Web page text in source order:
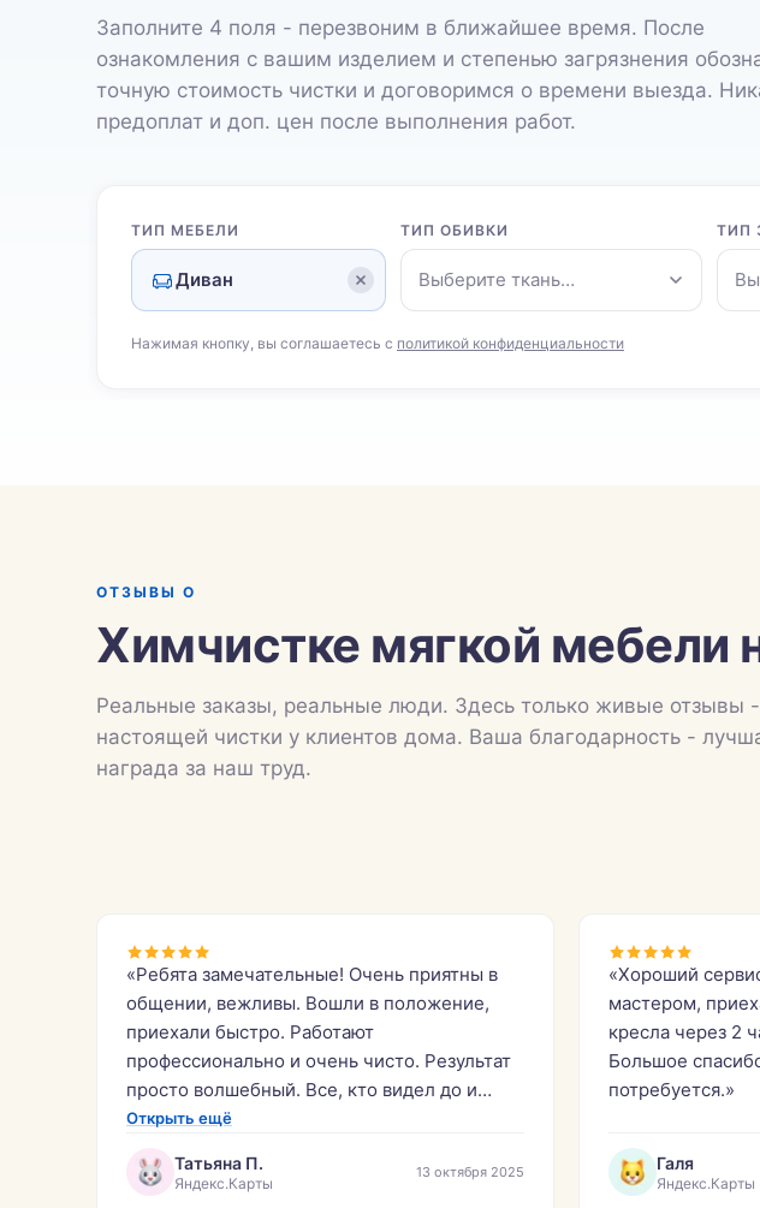
Заполните 4 поля - перезвоним в ближайшее время. После
ознакомления с вашим изделием и степенью загрязнения
точную стоимость чистки и договоримся о времени выезда.
предоплат и доп. цен после выполнения работ.
ТИП МЕБЕЛИ
Диван
ТИП ОБИВКИ
Выберите ткань…
ТИП
Нажимая кнопку, вы соглашаетесь с политикой конфиденциальности
ОТЗЫВЫ О
Химчистке мягкой мебели
Реальные заказы, реальные люди. Здесь только живые отзывы
настоящей чистки у клиентов дома. Ваша благодарность -
награда за наш труд.
«Ребята замечательные! Очень приятны в
общении, вежливы. Вошли в положение,
приехали быстро. Работают
профессионально и очень чисто. Результат
просто волшебный. Все, кто видел до и
после сразу попросили контакты.»
Открыть ещё
Татьяна П.
Яндекс.Карты
13 октября 2025
«Хороший
мастером,
кресла через 2
Большое
потребуется.»
Галя
Яндекс.Карты